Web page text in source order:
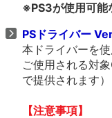
※PS3が使用可能
PSドライバー
本ドライバーを
ご使用される対
で提供されます）
【注意事項】